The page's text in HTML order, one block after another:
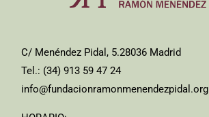
C/ Menéndez Pidal, 5.28036 Madrid
Tel.: (34) 913 59 47 24
info@fundacionramonmenendezpidal.org